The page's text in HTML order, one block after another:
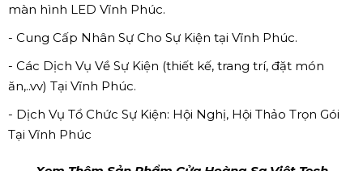
màn hình LED Vĩnh Phúc.
- Cung Cấp Nhân Sự Cho Sự Kiện tại Vĩnh Phúc.
- Các Dịch Vụ Về Sự Kiện (thiết kế, trang trí, đặt món
ăn,..vv) Tại Vĩnh Phúc.
- Dịch Vụ Tổ Chức Sự Kiện: Hội Nghị, Hội Thảo Trọn Gói
Tại Vĩnh Phúc